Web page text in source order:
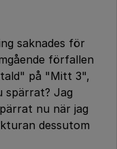
saknades för
förfallen
på "Mitt 3",
spärrat? Jag
nu när jag
dessutom